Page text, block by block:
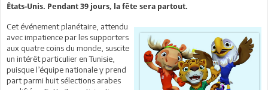
États-Unis. Pendant 39 jours, la fête sera partout.
Cet événement planétaire, attendu
avec impatience par les supporters
aux quatre coins du monde, suscite
un intérêt particulier en Tunisie,
puisque l’équipe nationale y prend
part parmi huit sélections arabes